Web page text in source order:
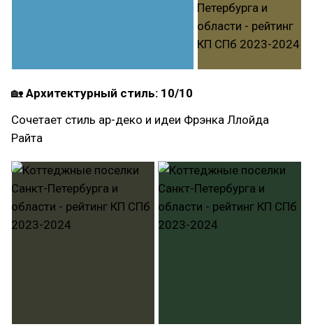
🏡 Архитектурный стиль: 10/10
Сочетает стиль ар-деко и идеи Фрэнка Ллойда
Райта